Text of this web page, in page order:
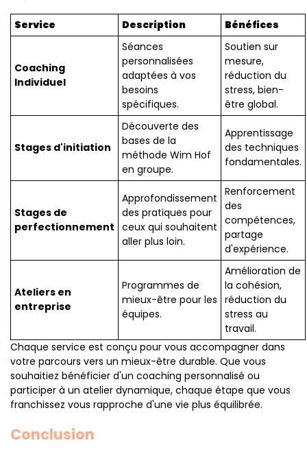
Service Description Bénéfices
Coaching
Individuel
Séances
personnalisées
adaptées à vos
besoins
spécifiques.
Soutien sur
mesure,
réduction du
stress, bien-
être global.
Stages d'initiation
Découverte des
bases de la
méthode Wim Hof
en groupe.
Apprentissage
des techniques
fondamentales.
Stages de
perfectionnement
Approfondissement
des pratiques pour
ceux qui souhaitent
aller plus loin.
Renforcement
des
compétences,
partage
d'expérience.
Ateliers en
entreprise
Programmes de
mieux-être pour les
équipes.
Amélioration de
la cohésion,
réduction du
stress au
travail.
Chaque service est conçu pour vous accompagner dans
votre parcours vers un mieux-être durable. Que vous
souhaitiez bénéficier d'un coaching personnalisé ou
participer à un atelier dynamique, chaque étape que vous
franchissez vous rapproche d'une vie plus équilibrée.
Conclusion